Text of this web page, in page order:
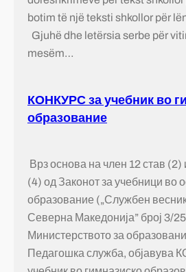
botim të një teksti shkollor për
Gjuhë dhe letërsia serbe për
mesëm…
КОНКУРС за учебник во
образование
Врз основа на член 12 став (2)
(4) од Законот за учебници во
образование („Службен
Северна Македонија” број 3/
Министерството за
Педагошка служба, објавува